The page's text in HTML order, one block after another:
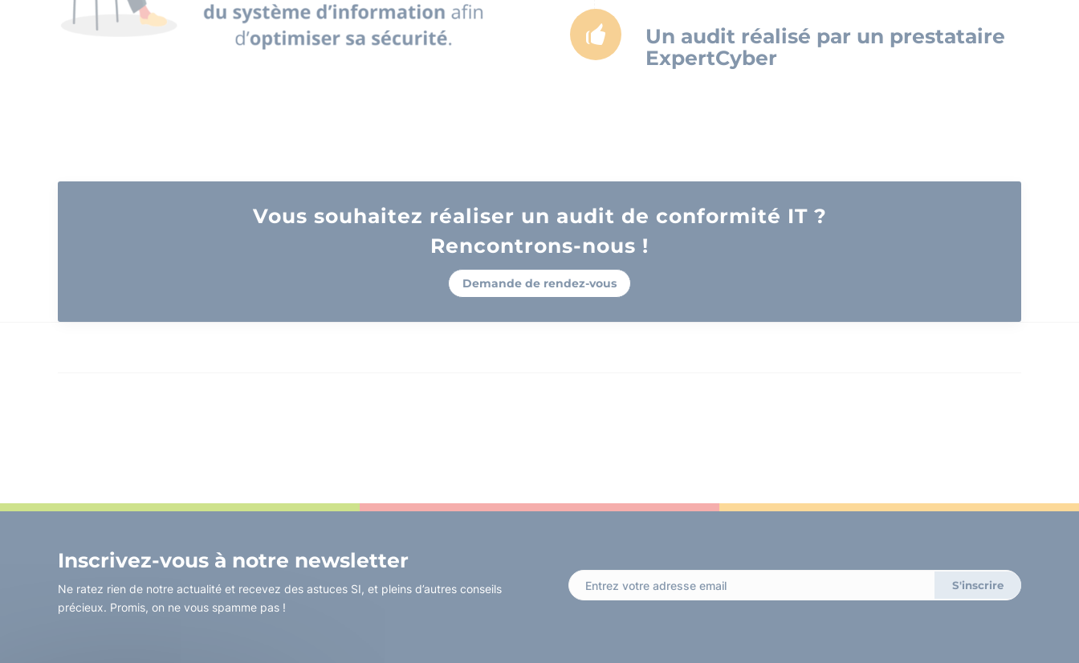
Un audit réalisé par un prestataire
ExpertCyber
Vous souhaitez réaliser un audit de conformité IT ?
Rencontrons-nous !
Demande de rendez-vous
Inscrivez-vous à notre newsletter
Ne ratez rien de notre actualité et recevez des astuces SI, et pleins d’autres conseils
précieux. Promis, on ne vous spamme pas !